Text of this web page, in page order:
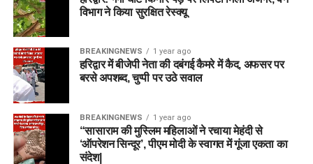
विभाग ने किया सुरक्षित रेस्क्यू
BREAKINGNEWS 1 year ago
हरिद्वार में बीजेपी नेता की दबंगई कैमरे में कैद, अफसर पर
बरसे अपशब्द, चुप्पी पर उठे सवाल
BREAKINGNEWS 1 year ago
“सासाराम की मुस्लिम महिलाओं ने रचाया मेहंदी से
‘ऑपरेशन सिन्दूर’, पीएम मोदी के स्वागत में गूंजा एकता का
संदेश|